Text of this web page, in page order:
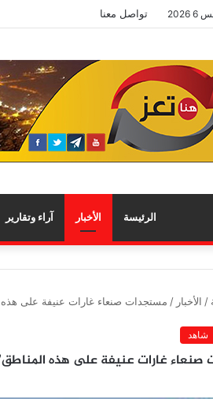
تواصل معنا
الرئيسة الأخبار آراء وتقارير
/ الأخبار / مستجدات صنعاء غارات عنيفة على هذه
شاهد
غارات عنيفة على هذه